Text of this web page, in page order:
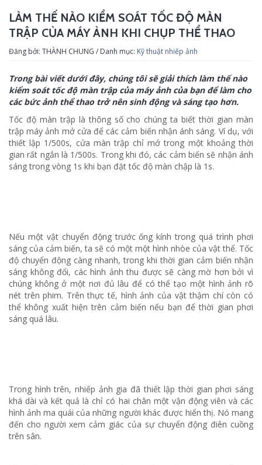
LÀM THẾ NÀO KIỂM SOÁT TỐC ĐỘ MÀN
TRẬP CỦA MÁY ẢNH KHI CHỤP THỂ THAO
Đăng bởi: THÀNH CHUNG / Danh mục: Kỹ thuật nhiếp ảnh
Trong bài viết dưới đây, chúng tôi sẽ giải thích làm thế nào
kiểm soát tốc độ màn trập của máy ảnh của bạn để làm cho
các bức ảnh thể thao trở nên sinh động và sáng tạo hơn.
Tốc độ màn trập là thông số cho chúng ta biết thời gian màn
trập máy ảnh mở cửa để các cảm biến nhận ánh sáng. Ví dụ, với
thiết lập 1/500s, cửa màn trập chỉ mở trong một khoảng thời
gian rất ngắn là 1/500s. Trong khi đó, các cảm biến sẽ nhận ánh
sáng trong vòng 1s khi bạn đặt tốc độ màn chập là 1s.
Nếu một vật chuyển động trước ống kính trong quá trình phơi
sáng của cảm biến, ta sẽ có một một hình nhòe của vật thể. Tốc
độ chuyển động càng nhanh, trong khi thời gian cảm biến nhận
sáng không đổi, các hình ảnh thu được sẽ càng mờ hơn bởi vì
chúng không ở một nơi đủ lâu để có thể tạo một hình ảnh rõ
nét trên phim. Trên thực tế, hình ảnh của vật thậm chí còn có
thể không xuất hiện trên cảm biến nếu bạn để thời gian phơi
sáng quá lâu.
Trong hình trên, nhiếp ảnh gia đã thiết lập thời gian phơi sáng
khá dài và kết quả là chỉ có hai chân một vận động viên và các
hình ảnh ma quái của những người khác được hiển thị. Nó mang
đến cho người xem cảm giác của sự chuyển động điên cuồng
trên sân.